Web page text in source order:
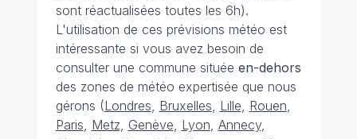
sont réactualisées toutes les 6h).
L'utilisation de ces prévisions météo est
intéressante si vous avez besoin de
consulter une commune située en-dehors
des zones de météo expertisée que nous
gérons (Londres, Bruxelles, Lille, Rouen,
Paris, Metz, Genève, Lyon, Annecy,